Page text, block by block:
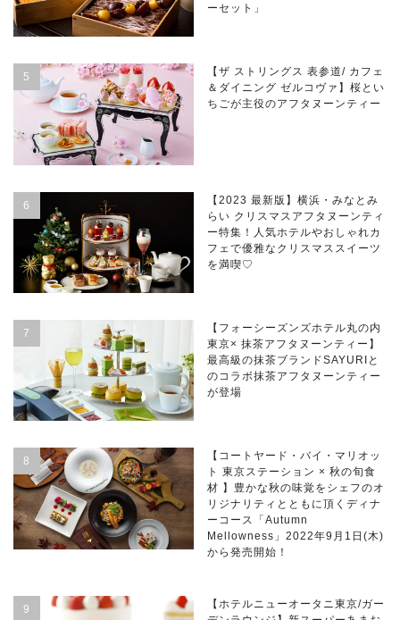
ーセット」
【ザ ストリングス 表参道/ カフェ
＆ダイニング ゼルコヴァ】桜とい
ちごが主役のアフタヌーンティー
【2023 最新版】横浜・みなとみ
らい クリスマスアフタヌーンティ
ー特集！人気ホテルやおしゃれカ
フェで優雅なクリスマススイーツ
を満喫♡
【フォーシーズンズホテル丸の内
東京× 抹茶アフタヌーンティー】
最高級の抹茶ブランドSAYURIと
のコラボ抹茶アフタヌーンティー
が登場
【コートヤード・バイ・マリオッ
ト 東京ステーション × 秋の旬食
材 】豊かな秋の味覚をシェフのオ
リジナリティとともに頂くディナ
ーコース「Autumn
Mellowness」2022年9月1日(木)
から発売開始！
【ホテルニューオータニ東京/ガー